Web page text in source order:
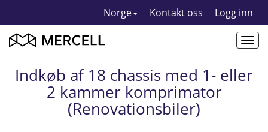
Norge Kontakt oss Logg inn
Indkøb af 18 chassis med 1- eller
2 kammer komprimator
(Renovationsbiler)